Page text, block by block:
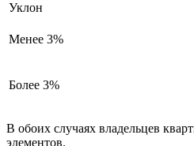
Уклон
Менее 3%
Более 3%
В обоих случаях владельцев
элементов.